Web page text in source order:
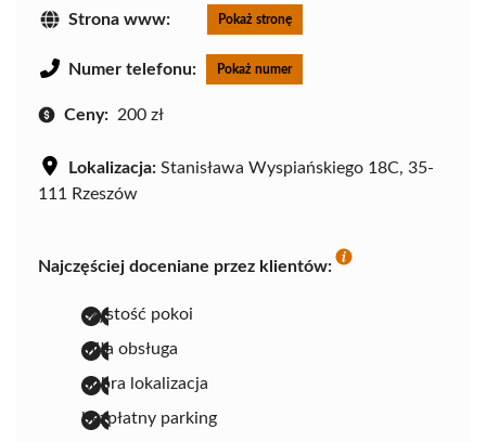
Strona www: Pokaż stronę
Numer telefonu: Pokaż numer
Ceny: 200 zł
Lokalizacja: Stanisława Wyspiańskiego 18C, 35-
111 Rzeszów
Najczęściej doceniane przez klientów:
czystość pokoi
miła obsługa
dobra lokalizacja
bezpłatny parking